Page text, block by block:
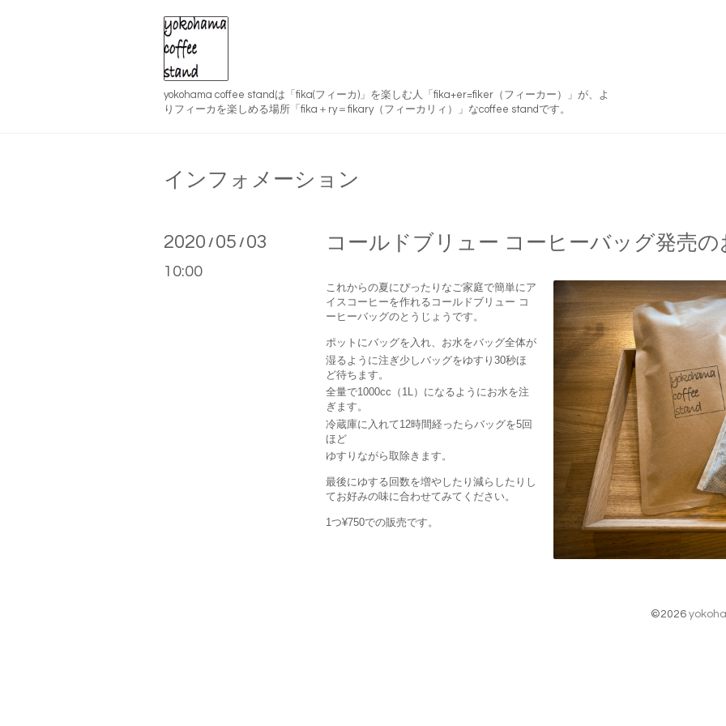
yokohama coffee standは「fika(フィーカ)」を楽しむ人「fika+er=fiker（フィーカー）」が、よ
りフィーカを楽しめる場所「fika＋ry＝fikary（フィーカリィ）」なcoffee standです。
インフォメーション
2020 / 05 / 03
10:00
コールドブリュー コーヒーバッグ発売
これからの夏にぴったりなご家庭で簡単にア
イスコーヒーを作れるコールドブリュー コ
ーヒーバッグのとうじょうです。
ポット にバッグを入れ、お水をバッグ全体が
湿るように注ぎ少しバッグをゆすり30秒ほ
ど待ちます。
全量で1000cc（1L）になるようにお水を注
ぎます。
冷蔵庫に入れて12時間経ったらバッグを5回
ほど
ゆすりながら取除きます。
最後にゆする回数を増やしたり減らしたりし
てお好みの味に合わせてみてください。
1つ¥750での販売です。
©2026